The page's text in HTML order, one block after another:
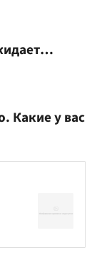
Какие у вас